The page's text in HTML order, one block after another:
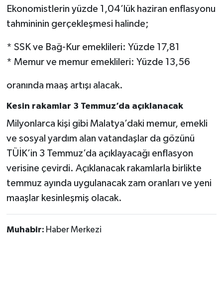
Ekonomistlerin yüzde 1,04’lük haziran enflasyonu
tahmininin gerçekleşmesi halinde;
* SSK ve Bağ-Kur emeklileri: Yüzde 17,81
* Memur ve memur emeklileri: Yüzde 13,56
oranında maaş artışı alacak.
Kesin rakamlar 3 Temmuz’da açıklanacak
Milyonlarca kişi gibi Malatya’daki memur, emekli
ve sosyal yardım alan vatandaşlar da gözünü
TÜİK’in 3 Temmuz’da açıklayacağı enflasyon
verisine çevirdi. Açıklanacak rakamlarla birlikte
temmuz ayında uygulanacak zam oranları ve yeni
maaşlar kesinleşmiş olacak.
Muhabir: Haber Merkezi